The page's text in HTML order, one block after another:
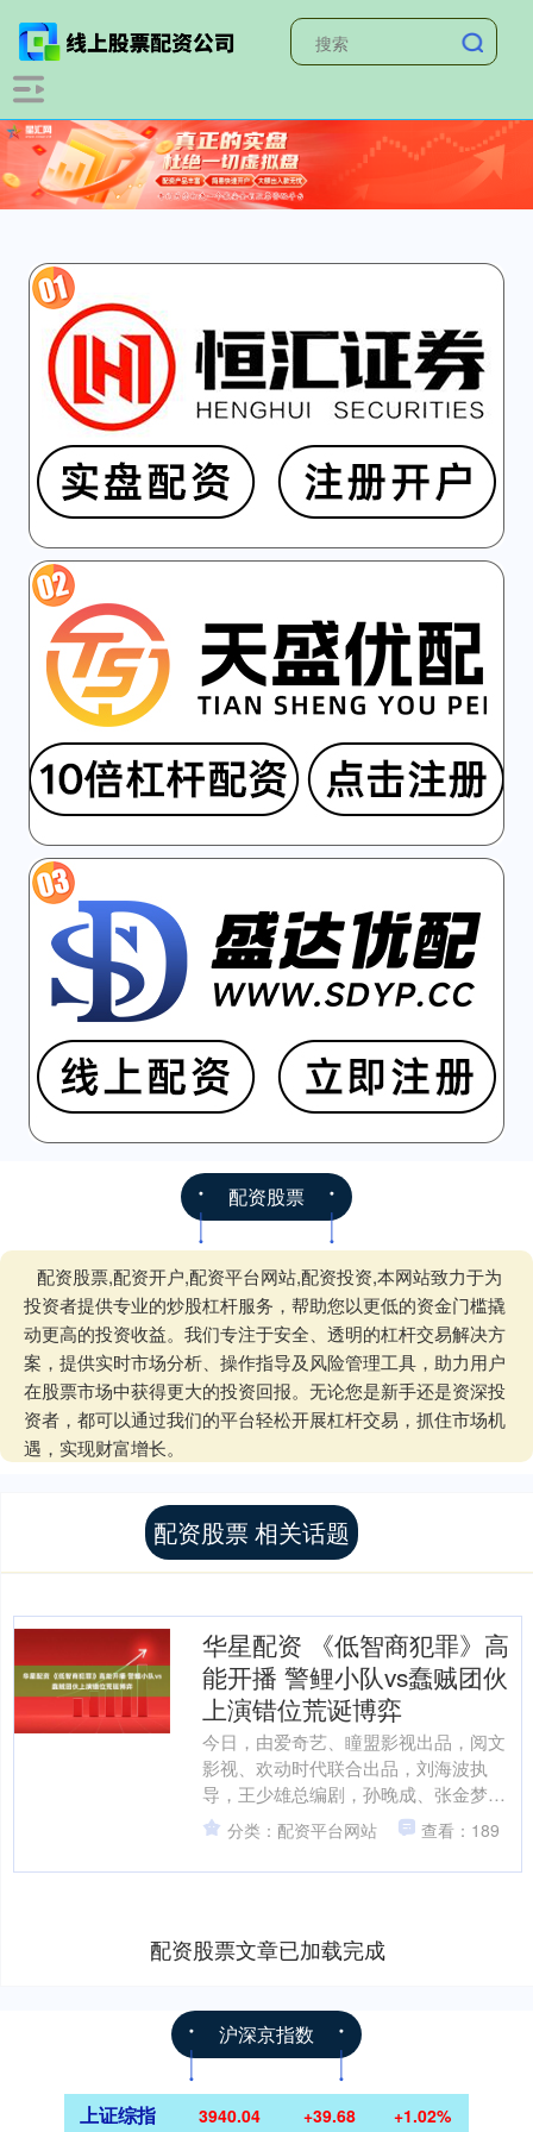
配资股票
配资股票,配资开户,配资平台网站,配资投资,本网站致力于为
投资者提供专业的炒股杠杆服务，帮助您以更低的资金门槛撬
动更高的投资收益。我们专注于安全、透明的杠杆交易解决方
案，提供实时市场分析、操作指导及风险管理工具，助力用户
在股票市场中获得更大的投资回报。无论您是新手还是资深投
资者，都可以通过我们的平台轻松开展杠杆交易，抓住市场机
遇，实现财富增长。
配资股票 相关话题
华星配资 《低智商犯罪》高
能开播 警鲤小队vs蠢贼团伙
上演错位荒诞博弈
今日，由爱奇艺、瞳盟影视出品，阅文
影视、欢动时代联合出品，刘海波执
导，王少雄总编剧，孙晚成、张金梦编
剧，王骁、田曦薇领衔主演，王传君领
衔出演，烧饼（朱健锋）、张....
分类：配资平台网站 查看：189
配资股票文章已加载完成
沪深京指数
上证综指 3940.04 +39.68 +1.02%